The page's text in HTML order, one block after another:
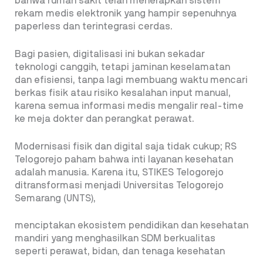
rekam medis elektronik yang hampir sepenuhnya
paperless dan terintegrasi cerdas.
Bagi pasien, digitalisasi ini bukan sekadar
teknologi canggih, tetapi jaminan keselamatan
dan efisiensi, tanpa lagi membuang waktu mencari
berkas fisik atau risiko kesalahan input manual,
karena semua informasi medis mengalir real-time
ke meja dokter dan perangkat perawat.
Modernisasi fisik dan digital saja tidak cukup; RS
Telogorejo paham bahwa inti layanan kesehatan
adalah manusia. Karena itu, STIKES Telogorejo
ditransformasi menjadi Universitas Telogorejo
Semarang (UNTS),
menciptakan ekosistem pendidikan dan kesehatan
mandiri yang menghasilkan SDM berkualitas
seperti perawat, bidan, dan tenaga kesehatan